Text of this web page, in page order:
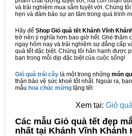
và trải nghiệm mua sắm tuyệt vời. Chúng
hẹn và đảm bảo sự an tâm trong quá trình
Hãy để Shop Giỏ quà tết Khánh Vĩnh
trở nên ý nghĩa hơn bao giờ hết. Ghé thăm
ngay hôm nay và trải nghiệm sự đẳng cấp
quà tết đặc biệt. Chúng tôi hân hạnh được
bạn trong mỗi dịp đặc biệt của cuộc sống!
Giỏ quà trái cây là một trong những món
thân bảo vệ sức khoẻ tốt nhất. Ngoài ra,
mẫu hoa chúc mừng tặng tết
Xem tại: Giỏ
Các mẫu Giỏ quà tết đẹp
nhất tại Khánh Vĩnh Khánh